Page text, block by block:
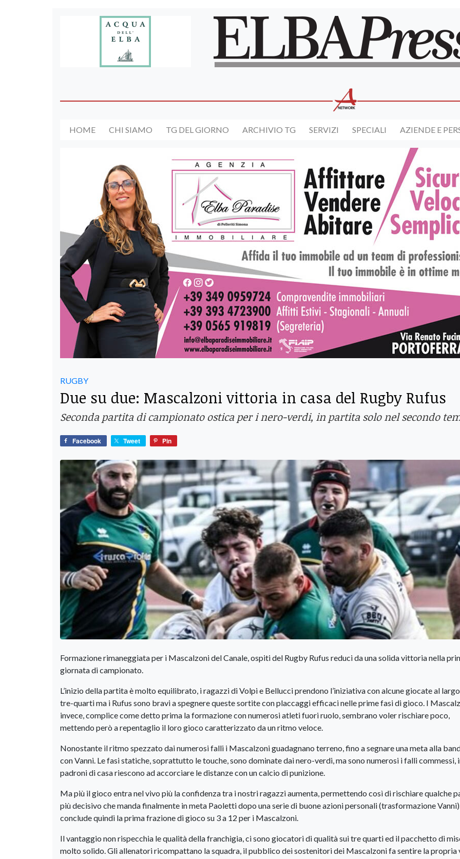
HOME CHI SIAMO TG DEL GIORNO ARCHIVIO TG SERVIZI SPECIALI AZIENDE E
RUGBY
Due su due: Mascalzoni vittoria in casa del Rugby Rufus
Seconda partita di campionato ostica per i nero-verdi, in partita solo nel secondo
Facebook Tweet Pin
Formazione rimaneggiata per i Mascalzoni del Canale, ospiti del Rugby Rufus reduci da una solida vittoria nella
giornata di campionato.
L’inizio della partita è molto equilibrato, i ragazzi di Volpi e Bellucci prendono l’iniziativa con alcune giocate al
tre-quarti ma i Rufus sono bravi a spegnere queste sortite con placcaggi efficaci nelle prime fasi di gioco. I
invece, complice come detto prima la formazione con numerosi atleti fuori ruolo, sembrano voler rischiare poco,
mettendo però a repentaglio il loro gioco caratterizzato da un ritmo veloce.
Nonostante il ritmo spezzato dai numerosi falli i Mascalzoni guadagnano terreno, fino a segnare una meta alla
con Vanni. Le fasi statiche, soprattutto le touche, sono dominate dai nero-verdi, ma sono numerosi i falli commessi,
padroni di casa riescono ad accorciare le distanze con un calcio di punizione.
Ma più il gioco entra nel vivo più la confidenza tra i nostri ragazzi aumenta, permettendo così di rischiare qualche
più decisivo che manda finalmente in meta Paoletti dopo una serie di buone azioni personali (trasformazione
conclude quindi la prima frazione di gioco su 3 a 12 per i Mascalzoni.
Il vantaggio non rispecchia le qualità della franchigia, ci sono giocatori di qualità sui tre quarti ed il pacchetto di
molto solido. Gli allenatori ricompattano la squadra, il pubblico dei sostenitori dei Mascalzoni fa sentire la propria